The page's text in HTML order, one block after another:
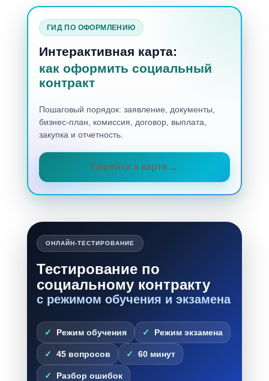
ГИД ПО ОФОРМЛЕНИЮ
Интерактивная карта:
как оформить социальный
контракт
Пошаговый порядок: заявление, документы,
бизнес-план, комиссия, договор, выплата,
закупка и отчетность.
Перейти к карте
ОНЛАЙН-ТЕСТИРОВАНИЕ
Тестирование по
социальному контракту
с режимом обучения и экзамена
Режим обучения Режим экзамена
45 вопросов 60 минут
Разбор ошибок